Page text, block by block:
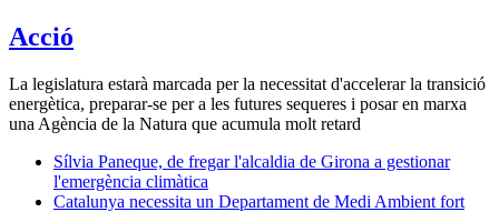
Acció
La legislatura estarà marcada per la necessitat d'accelerar la transició
energètica, preparar-se per a les futures sequeres i posar en marxa
una Agència de la Natura que acumula molt retard
Sílvia Paneque, de fregar l'alcaldia de Girona a gestionar
l'emergència climàtica
Catalunya necessita un Departament de Medi Ambient fort